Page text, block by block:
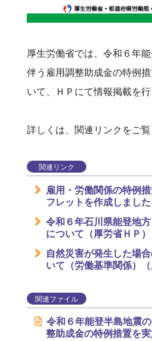
厚生労働省では、令和６年
伴う雇用調整助成金の特例
いて、ＨＰにて情報掲載を行
詳しくは、関連リンクをご覧
関連リンク
雇用・労働関係の特例
フレットを作成しました
令和６年石川県能登地
について（厚労省ＨＰ）
自然災害が発生した場
いて（労働基準関係）（
関連ファイル
令和６年能登半島地震
整助成金の特例措置を